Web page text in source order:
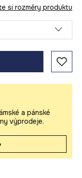
si rozměry produktu
a pánské
výprodeje.